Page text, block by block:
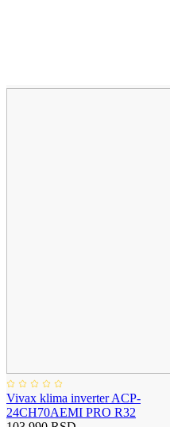
Vivax klima inverter ACP-
24CH70AEMI PRO R32